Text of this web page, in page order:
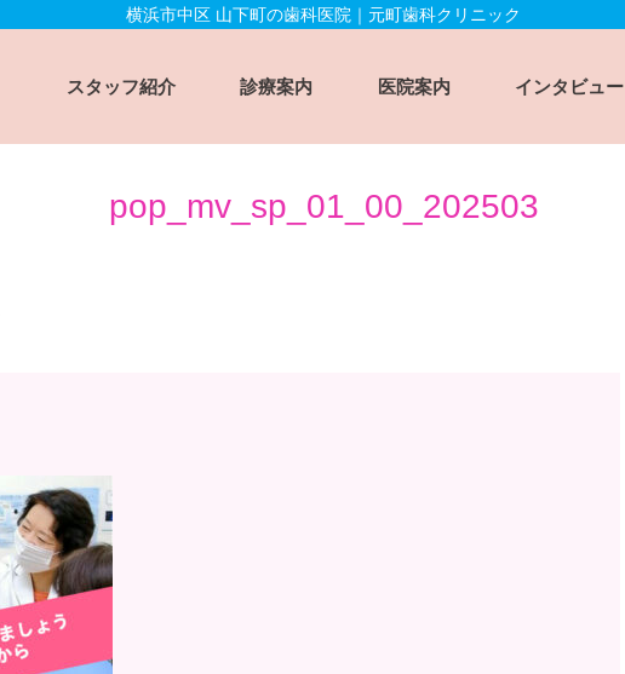
横浜市中区 山下町の歯科医院｜元町歯科クリニック
スタッフ紹介 診療案内 医院案内 インタビュー
pop_mv_sp_01_00_202503